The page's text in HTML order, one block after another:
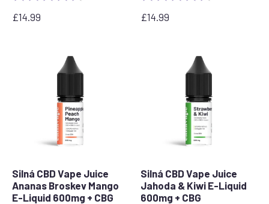
£14.99 £14.99
Silná CBD Vape Juice
Ananas Broskev Mango
E-Liquid 600mg + CBG
Silná CBD Vape Juice
Jahoda & Kiwi E-Liquid
600mg + CBG